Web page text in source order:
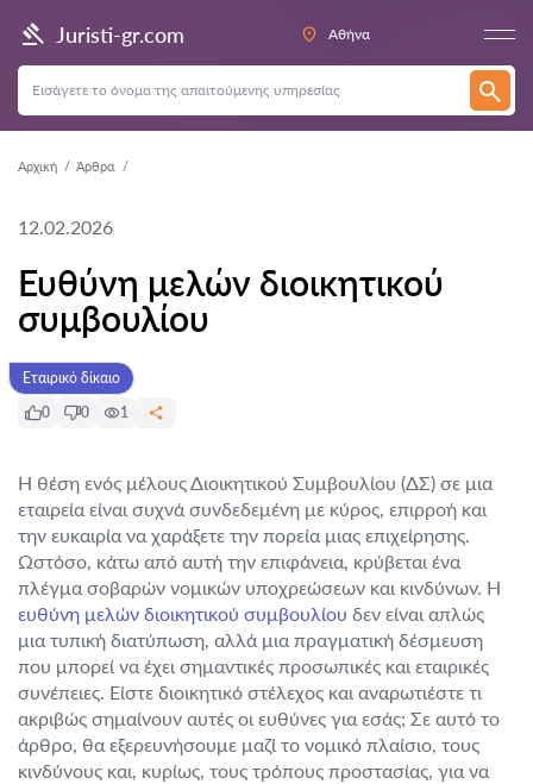
Juristi-gr.com Αθήνα
Αρχική Άρθρα
12.02.2026
Ευθύνη μελών διοικητικού
συμβουλίου
Εταιρικό δίκαιο
0
0 1
Η θέση ενός μέλους Διοικητικού Συμβουλίου (ΔΣ) σε μια
εταιρεία είναι συχνά συνδεδεμένη με κύρος, επιρροή και
την ευκαιρία να χαράξετε την πορεία μιας επιχείρησης.
Ωστόσο, κάτω από αυτή την επιφάνεια, κρύβεται ένα
πλέγμα σοβαρών νομικών υποχρεώσεων και κινδύνων. Η
ευθύνη μελών διοικητικού συμβουλίου δεν είναι απλώς
μια τυπική διατύπωση, αλλά μια πραγματική δέσμευση
που μπορεί να έχει σημαντικές προσωπικές και εταιρικές
συνέπειες. Είστε διοικητικό στέλεχος και αναρωτιέστε τι
ακριβώς σημαίνουν αυτές οι ευθύνες για εσάς; Σε αυτό το
άρθρο, θα εξερευνήσουμε μαζί το νομικό πλαίσιο, τους
κινδύνους και, κυρίως, τους τρόπους προστασίας, για να